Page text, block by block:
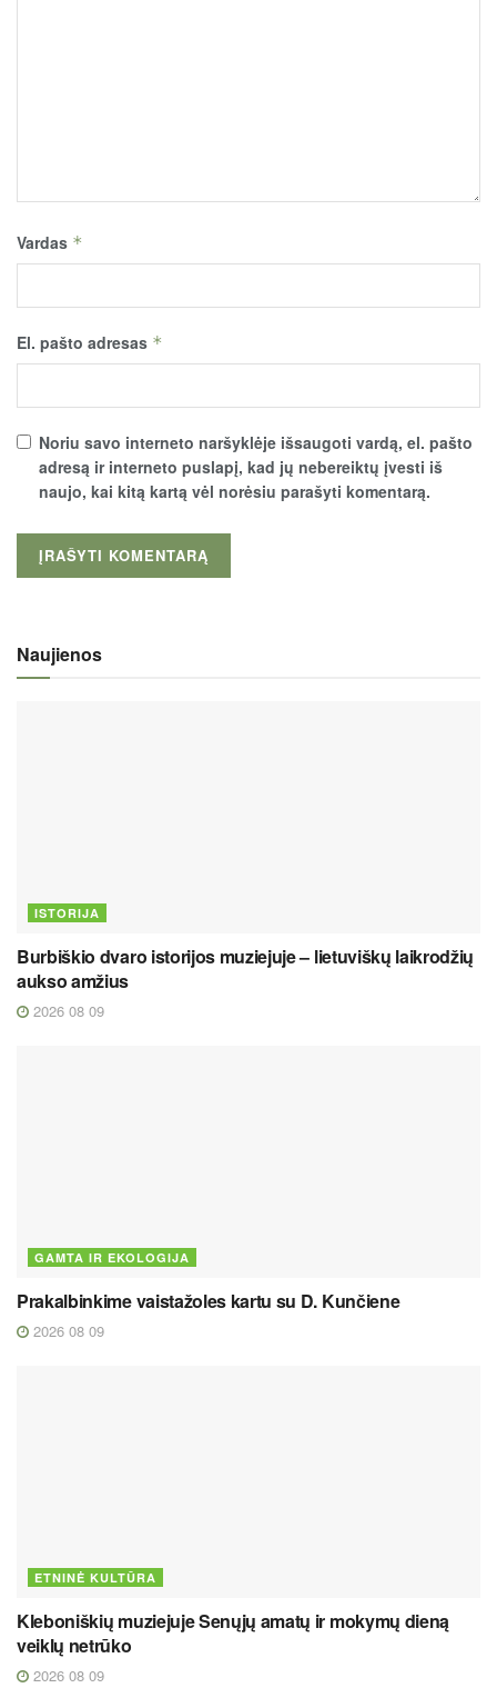
Vardas *
El. pašto adresas *
Noriu savo interneto naršyklėje išsaugoti vardą, el. pašto
adresą ir interneto puslapį, kad jų nebereiktų įvesti iš
naujo, kai kitą kartą vėl norėsiu parašyti komentarą.
Naujienos
ISTORIJA
Burbiškio dvaro istorijos muziejuje – lietuviškų laikrodžių
aukso amžius
2026 08 09
GAMTA IR EKOLOGIJA
Prakalbinkime vaistažoles kartu su D. Kunčiene
2026 08 09
ETNINĖ KULTŪRA
Kleboniškių muziejuje Senųjų amatų ir mokymų dieną
veiklų netrūko
2026 08 09